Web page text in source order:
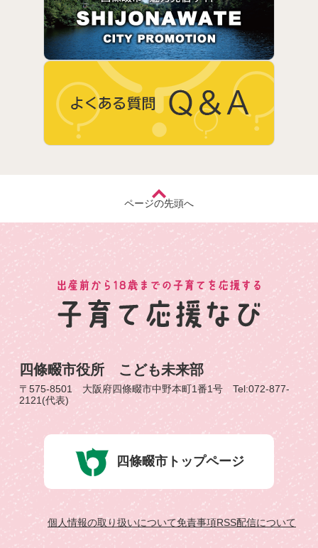
ページの先頭へ
四條畷市役所 こども未来部
〒575-8501 大阪府四條畷市中野本町1番1号 Tel:072-877-
2121(代表)
四條畷市トップページ
個人情報の取り扱いについて免責事項RSS配信について